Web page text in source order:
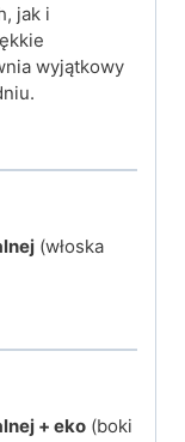
jak i
wyjątkowy
(włoska
+ eko (boki